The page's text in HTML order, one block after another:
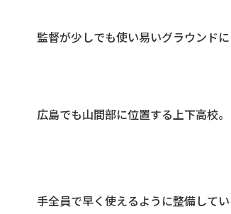
監督が少しでも使い易いグラウンド
広島でも山間部に位置する上下高校
手全員で早く使えるように整備して